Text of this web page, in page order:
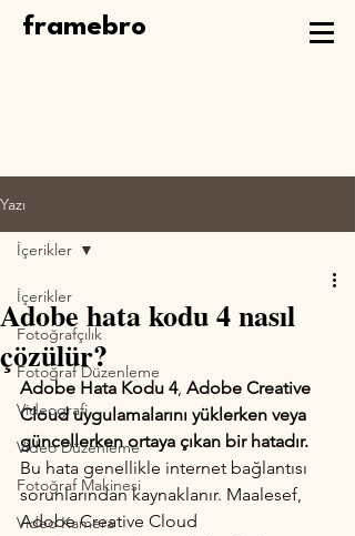
framebro
Yazı
İçerikler
Fotoğrafçılık
Fotoğraf Düzenleme
Videografi
Video Düzenleme
Fotoğraf Makinesi
Video Kamera
İçerikler
Adobe hata kodu 4 nasıl
çözülür?
Adobe Hata Kodu 4, Adobe Creative
Cloud uygulamalarını yüklerken veya
güncellerken ortaya çıkan bir hatadır.
Bu hata genellikle internet bağlantısı
sorunlarından kaynaklanır. Maalesef,
Adobe Creative Cloud